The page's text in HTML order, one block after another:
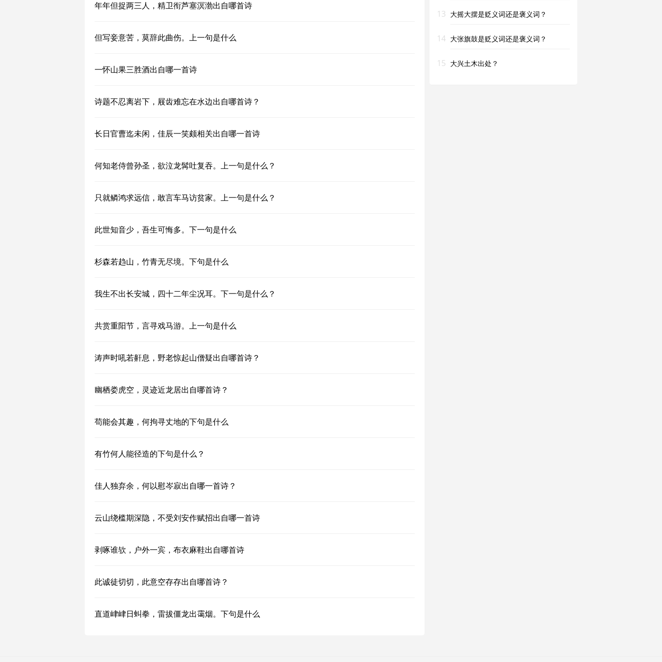
年年但捉两三人，精卫衔芦塞溟渤出自哪首诗
但写妾意苦，莫辞此曲伤。上一句是什么
一怀山果三胜酒出自哪一首诗
诗题不忍离岩下，屐齿难忘在水边出自哪首诗？
长日官曹迄未闲，佳辰一笑颇相关出自哪一首诗
何知老侍曾孙圣，欲泣龙髯吐复吞。上一句是什么？
只就鳞鸿求远信，敢言车马访贫家。上一句是什么？
此世知音少，吾生可悔多。下一句是什么
杉森若趋山，竹青无尽境。下句是什么
我生不出长安城，四十二年尘况耳。下一句是什么？
共赏重阳节，言寻戏马游。上一句是什么
涛声时吼若鼾息，野老惊起山僧疑出自哪首诗？
幽栖娄虎空，灵迹近龙居出自哪首诗？
苟能会其趣，何拘寻丈地的下句是什么
有竹何人能径造的下句是什么？
佳人独弃余，何以慰岑寂出自哪一首诗？
云山绕槛期深隐，不受刘安作赋招出自哪一首诗
剥啄谁欤，户外一宾，布衣麻鞋出自哪首诗
此诚徒切切，此意空存存出自哪首诗？
直道峍峍日虯拳，雷拔僵龙出霭烟。下句是什么
13 大摇大摆是贬义词还是褒义词？
14 大张旗鼓是贬义词还是褒义词？
15 大兴土木出处？